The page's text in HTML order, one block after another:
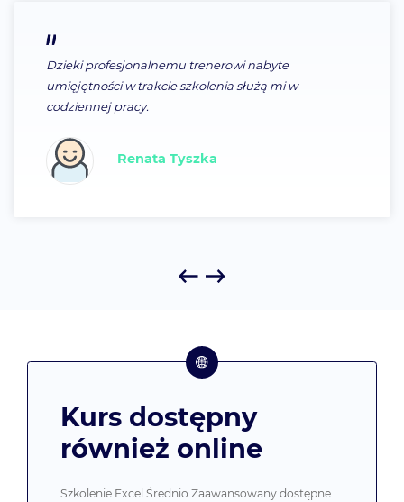
Bardzo sympatycznie prowadzone szkolenie, czasem
tylko trochę za szybko:), trener dostosowuje się do
potrzeb kursantów.
Marzena Chajec
Kurs dostępny
również online
Szkolenie Excel Średnio Zaawansowany dostępne